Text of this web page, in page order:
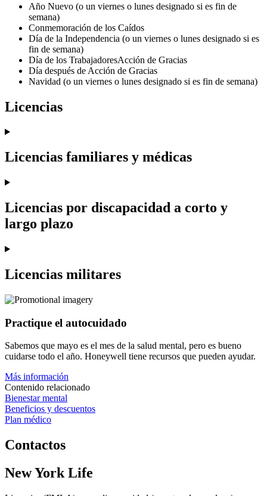
Año Nuevo (o un viernes o lunes designado si es fin de
semana)
Conmemoración de los Caídos
Día de la Independencia (o un viernes o lunes designado si es
fin de semana)
Día de los TrabajadoresAcción de Gracias
Día después de Acción de Gracias
Navidad (o un viernes o lunes designado si es fin de semana)
Licencias
Licencias familiares y médicas
Licencias por discapacidad a corto y
largo plazo
Licencias militares
Practique el autocuidado
Sabemos que mayo es el mes de la salud mental, pero es bueno
cuidarse todo el año. Honeywell tiene recursos que pueden ayudar.
Más información
Contenido relacionado
Bienestar mental
Beneficios y descuentos
Plan médico
Contactos
New York Life